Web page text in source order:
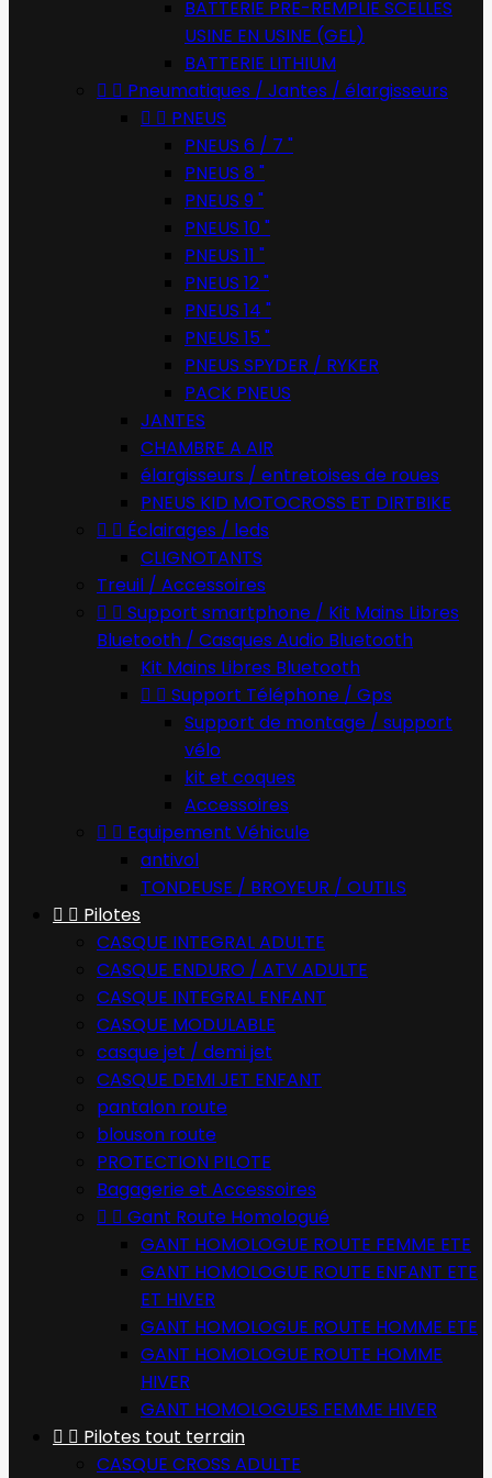
BATTERIE PRE-REMPLIE SCELLES
USINE EN USINE (GEL)
BATTERIE LITHIUM
  Pneumatiques / Jantes / élargisseurs
  PNEUS
PNEUS 6 / 7 "
PNEUS 8 "
PNEUS 9 "
PNEUS 10 "
PNEUS 11 "
PNEUS 12 "
PNEUS 14 "
PNEUS 15 "
PNEUS SPYDER / RYKER
PACK PNEUS
JANTES
CHAMBRE A AIR
élargisseurs / entretoises de roues
PNEUS KID MOTOCROSS ET DIRTBIKE
  Éclairages / leds
CLIGNOTANTS
Treuil / Accessoires
  Support smartphone / Kit Mains Libres
Bluetooth / Casques Audio Bluetooth
Kit Mains Libres Bluetooth
  Support Téléphone / Gps
Support de montage / support
vélo
kit et coques
Accessoires
  Equipement Véhicule
antivol
TONDEUSE / BROYEUR / OUTILS
  Pilotes
CASQUE INTEGRAL ADULTE
CASQUE ENDURO / ATV ADULTE
CASQUE INTEGRAL ENFANT
CASQUE MODULABLE
casque jet / demi jet
CASQUE DEMI JET ENFANT
pantalon route
blouson route
PROTECTION PILOTE
Bagagerie et Accessoires
  Gant Route Homologué
GANT HOMOLOGUE ROUTE FEMME ETE
GANT HOMOLOGUE ROUTE ENFANT ETE
ET HIVER
GANT HOMOLOGUE ROUTE HOMME ETE
GANT HOMOLOGUE ROUTE HOMME
HIVER
GANT HOMOLOGUES FEMME HIVER
  Pilotes tout terrain
CASQUE CROSS ADULTE